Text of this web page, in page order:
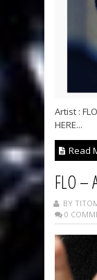
Artist :
HERE...
Read
FLO –
BY
0